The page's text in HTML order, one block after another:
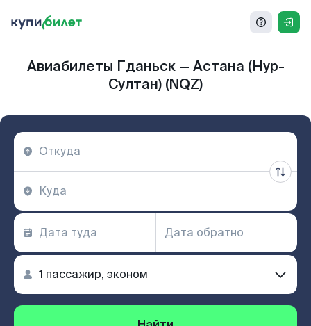
Авиабилеты Гданьск — Астана (Нур-
Султан) (NQZ)